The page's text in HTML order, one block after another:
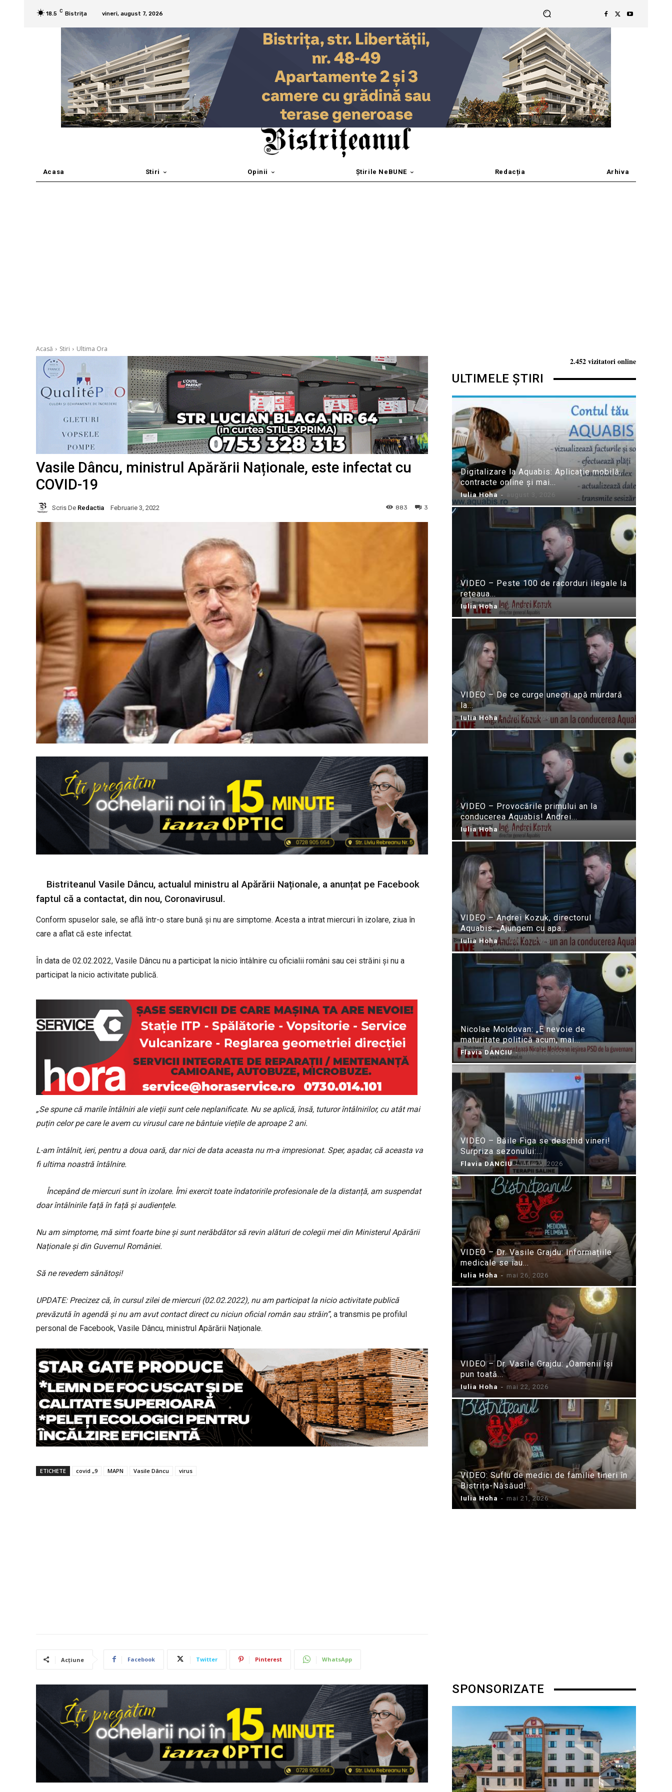
18.5 C Bistrița vineri, august 7, 2026
Acasa Stiri Opinii Știrile NeBUNE Redacția Arhiva
Acasă Stiri Ultima Ora
Vasile Dâncu, ministrul Apărării Naționale, este infectat cu
COVID-19
Scris De Redactia Februarie 3, 2022 3
883
Bistriteanul Vasile Dâncu, actualul ministru al Apărării Naționale, a anunțat pe Facebook
faptul că a contactat, din nou, Coronavirusul.
Conform spuselor sale, se află într-o stare bună și nu are simptome. Acesta a intrat miercuri în izolare, ziua în
care a aflat că este infectat.
În data de 02.02.2022, Vasile Dâncu nu a participat la nicio întâlnire cu oficialii români sau cei străini și nu a
participat la nicio activitate publică.
„Se spune că marile întâlniri ale vieții sunt cele neplanificate. Nu se aplică, însă, tuturor întâlnirilor, cu atât mai
puțin celor pe care le avem cu virusul care ne bântuie viețile de aproape 2 ani.
L-am întâlnit, ieri, pentru a doua oară, dar nici de data aceasta nu m-a impresionat. Sper, așadar, că aceasta va
fi ultima noastră întâlnire.
Începând de miercuri sunt în izolare. Îmi exercit toate îndatoririle profesionale de la distanță, am suspendat
doar întâlnirile față în față și audiențele.
Nu am simptome, mă simt foarte bine și sunt nerăbdător să revin alături de colegii mei din Ministerul Apărării
Naționale și din Guvernul României.
Să ne revedem sănătoși!
UPDATE: Precizez că, în cursul zilei de miercuri (02.02.2022), nu am participat la nicio activitate publică
prevăzută în agendă și nu am avut contact direct cu niciun oficial român sau străin”, a transmis pe profilul
personal de Facebook, Vasile Dâncu, ministrul Apărării Naționale.
ETICHETE covid „9 MAPN Vasile Dâncu virus
Acțiune Facebook Twitter Pinterest WhatsApp
2.452 vizitatori online
ULTIMELE ȘTIRI
Digitalizare la Aquabis: Aplicație mobilă,
contracte online și mai...
Iulia Hoha - august 3, 2026
VIDEO – Peste 100 de racorduri ilegale la
rețeaua...
Iulia Hoha - iulie 31, 2026
VIDEO – De ce curge uneori apă murdară
la...
Iulia Hoha - iulie 24, 2026
VIDEO – Provocările primului an la
conducerea Aquabis! Andrei...
Iulia Hoha - iulie 21, 2026
VIDEO – Andrei Kozuk, directorul
Aquabis: „Ajungem cu apa...
Iulia Hoha - iulie 21, 2026
Nicolae Moldovan: „E nevoie de
maturitate politică acum, mai...
Flavia DANCIU - iunie 10, 2026
VIDEO – Băile Figa se deschid vineri!
Surpriza sezonului:...
Flavia DANCIU - iunie 9, 2026
VIDEO – Dr. Vasile Grajdu: Informațiile
medicale se iau...
Iulia Hoha - mai 26, 2026
VIDEO – Dr. Vasile Grajdu: „Oamenii își
pun toată...
Iulia Hoha - mai 22, 2026
VIDEO: Suflu de medici de familie tineri în
Bistrița-Năsăud!...
Iulia Hoha - mai 21, 2026
SPONSORIZATE